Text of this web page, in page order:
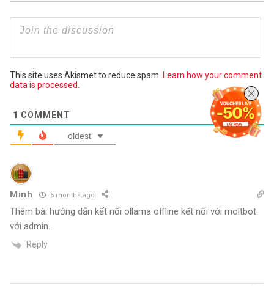
This site uses Akismet to reduce spam. Learn how your comment
data is processed.
1 COMMENT
oldest
Minh 6 months ago
Thêm bài hướng dẫn kết nối ollama offline kết nối với moltbot
với admin.
Reply